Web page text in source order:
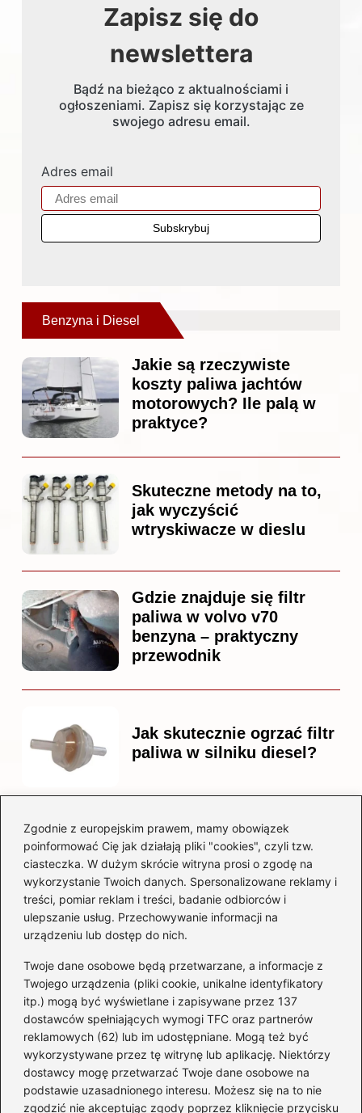
Zgodnie z europejskim prawem, mamy obowiązek
poinformować Cię jak działają pliki "cookies", czyli tzw.
ciasteczka. W dużym skrócie witryna prosi o zgodę na
wykorzystanie Twoich danych. Spersonalizowane reklamy i
treści, pomiar reklam i treści, badanie odbiorców i
ulepszanie usług. Przechowywanie informacji na
urządzeniu lub dostęp do nich.
Twoje dane osobowe będą przetwarzane, a informacje z
Twojego urządzenia (pliki cookie, unikalne identyfikatory
itp.) mogą być wyświetlane i zapisywane przez 137
dostawców spełniających wymogi TFC oraz partnerów
reklamowych (62) lub im udostępniane. Mogą też być
wykorzystywane przez tę witrynę lub aplikację. Niektórzy
dostawcy mogę przetwarzać Twoje dane osobowe na
podstawie uzasadnionego interesu. Możesz się na to nie
zgodzić nie akceptując zgody poprzez kliknięcie przycisku
Zapisz się do
newslettera
Bądź na bieżąco z aktualnościami i
ogłoszeniami. Zapisz się korzystając ze
swojego adresu email.
Adres email
Benzyna i Diesel
Jakie są rzeczywiste
koszty paliwa jachtów
motorowych? Ile palą w
praktyce?
Skuteczne metody na to,
jak wyczyścić
wtryskiwacze w dieslu
Gdzie znajduje się filtr
paliwa w volvo v70
benzyna – praktyczny
przewodnik
Jak skutecznie ogrzać filtr
paliwa w silniku diesel?
Czy warto kupować
diesla? Przewodnik dla
przyszłych właścicieli
Kategorie
Akumulator(74)
Benzyna i Diesel(87)
Motocykle(49)
Opony(81)
Prawo jazdy(77)
Samochody(238)